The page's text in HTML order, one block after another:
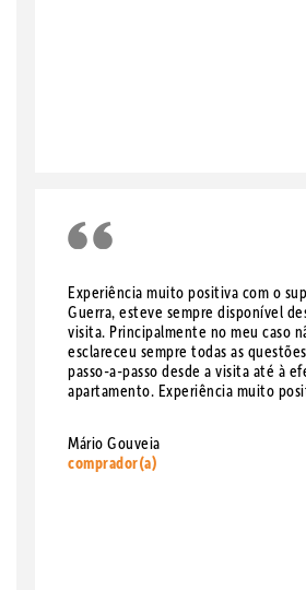
Experiência muito positiva com o
Guerra, esteve sempre disponível
visita. Principalmente no meu caso
esclareceu sempre todas as
passo-a-passo desde a visita até à
apartamento. Experiência muito
Mário Gouveia
comprador(a)